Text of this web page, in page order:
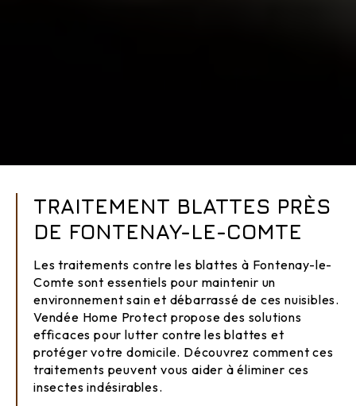
TRAITEMENT BLATTES PRÈS
DE FONTENAY-LE-COMTE
Les traitements contre les blattes à Fontenay-le-
Comte sont essentiels pour maintenir un
environnement sain et débarrassé de ces nuisibles.
Vendée Home Protect propose des solutions
efficaces pour lutter contre les blattes et
protéger votre domicile. Découvrez comment ces
traitements peuvent vous aider à éliminer ces
insectes indésirables.